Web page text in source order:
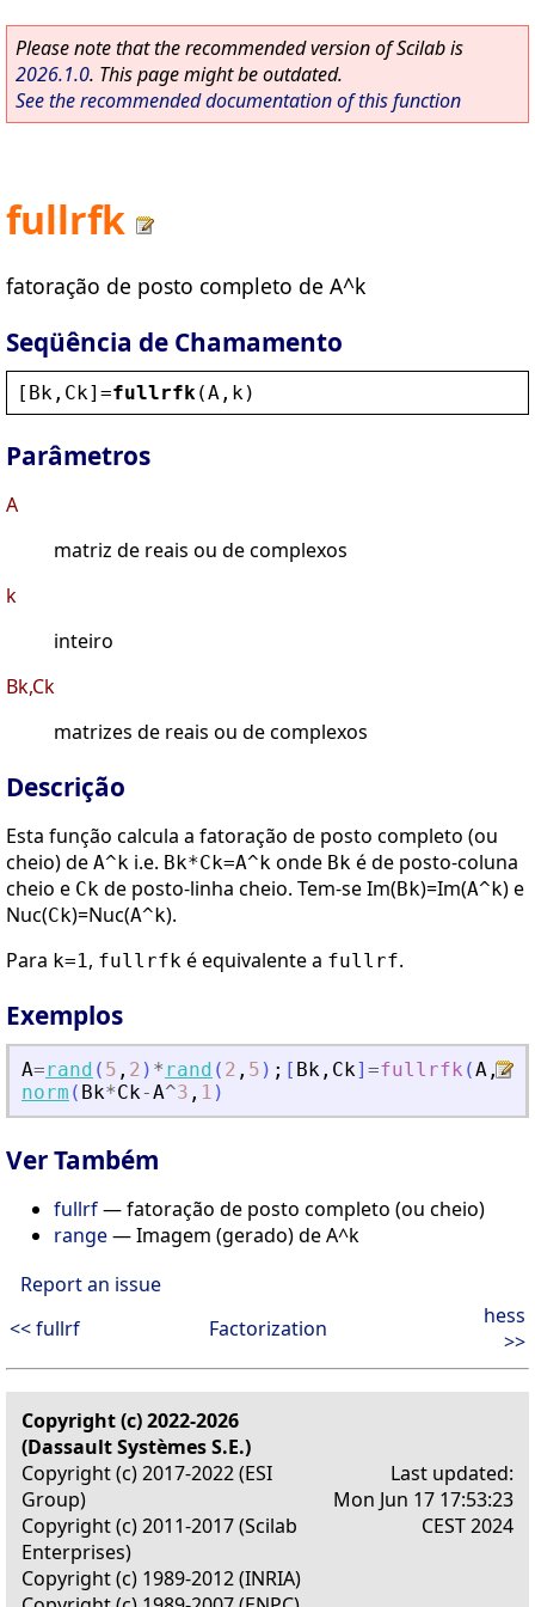
Please note that the recommended version of Scilab is
2026.1.0. This page might be outdated.
See the recommended documentation of this function
fullrfk
fatoração de posto completo de A^k
Seqüência de Chamamento
[ Bk , Ck]=fullrfk (A , k )
Parâmetros
A
matriz de reais ou de complexos
k
inteiro
Bk,Ck
matrizes de reais ou de complexos
Descrição
Esta função calcula a fatoração de posto completo (ou
cheio) de A^k i.e. Bk*Ck=A^k onde Bk é de posto-coluna
cheio e Ck de posto-linha cheio. Tem-se Im(Bk)=Im(A^k) e
Nuc(Ck)=Nuc(A^k).
Para k=1, fullrfk é equivalente a fullrf.
Exemplos
A=rand ( 5 , 2 ) * rand ( 2 , 5 ) ; [ Bk , Ck] =fullrfk (A ,3)
norm ( Bk*Ck-A^3 , 1 )
Ver Também
fullrf— fatoração de posto completo (ou cheio)
range— Imagem (gerado) de A^k
Report an issue
<< fullrf
Factorization
hess
>>
Copyright (c) 2022-2026
(Dassault Systèmes S.E.)
Copyright (c) 2017-2022 (ESI
Group)
Copyright (c) 2011-2017 (Scilab
Enterprises)
Copyright (c) 1989-2012 (INRIA)
Last updated:
Mon Jun 17 17:53:23
CEST 2024